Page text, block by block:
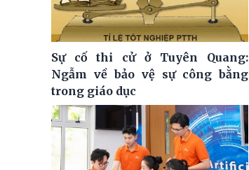
Sự cố thi cử ở Tuyên Quang:
Ngẫm về bảo vệ sự công bằng
trong giáo dục